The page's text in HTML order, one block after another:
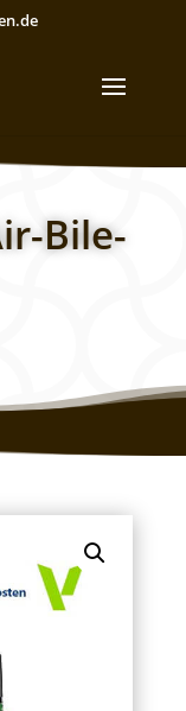
Bile-